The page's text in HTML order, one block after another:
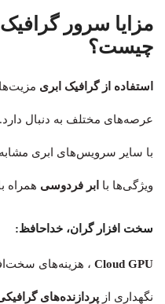
چیست؟
استفاده از گرافیک ابری
عرصه‌های مختلف به دنبال دارد.
با سایر سرویس‌های ابری
ویژگی‌ها با ابر فردوسی همراه
سخت‌ افزار گران، خداحافظ:
Cloud GPU ، هزینه‌های
نگهداری از پردازنده‌های